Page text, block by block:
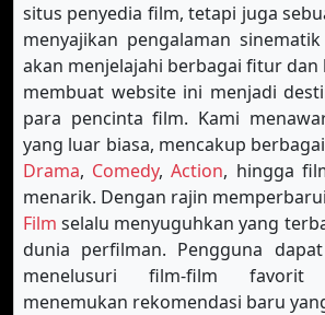
situs penyedia film, tetapi juga
menyajikan pengalaman
akan menjelajahi berbagai fitur dan
membuat website ini menjadi
para pencinta film. Kami
yang luar biasa, mencakup
Drama, Comedy,Action, hingga
menarik. Dengan rajin
Film selalu menyuguhkan yang
dunia perfilman. Pengguna
menelusuri film-film
menemukan rekomendasi baru